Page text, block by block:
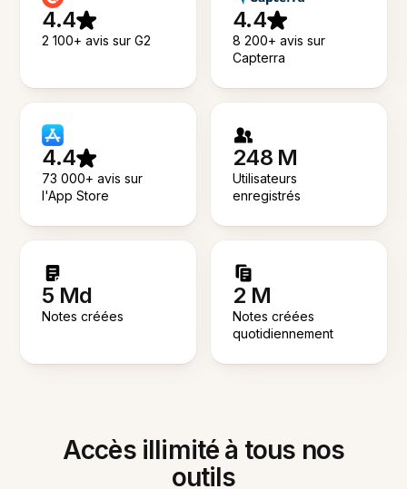
4.4
2 100+ avis sur G2
4.4
8 200+ avis sur
Capterra
4.4
73 000+ avis sur
l'App Store
248 M
Utilisateurs
enregistrés
5 Md
Notes créées
2 M
Notes créées
quotidiennement
Accès illimité à tous nos
outils